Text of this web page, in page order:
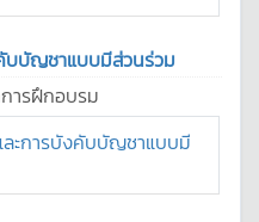
บบัญชาแบบมีส่วนร่วม
การฝึกอบรม
ละการบังคับบัญชาแบบมี